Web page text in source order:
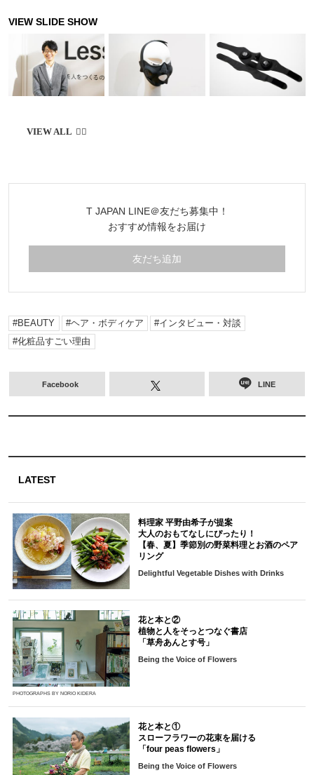
T JAPAN LINE＠友だち募集中！
おすすめ情報をお届け
友だち追加
BEAUTY ヘア・ボディケア
インタビュー・対談
化粧品すごい理由
Facebook LINE
LATEST
料理家 平野由希子が提案
大人のおもてなしにぴったり！
【春、夏】季節別の野菜料理とお酒のペア
リング
Delightful Vegetable Dishes with Drinks
PHOTOGRAPHS BY NORIO KIDERA
花と本と②
植物と人をそっとつなぐ書店
「草舟あんとす号」
Being the Voice of Flowers
花と本と①
スローフラワーの花束を届ける
「four peas flowers」
Being the Voice of Flowers